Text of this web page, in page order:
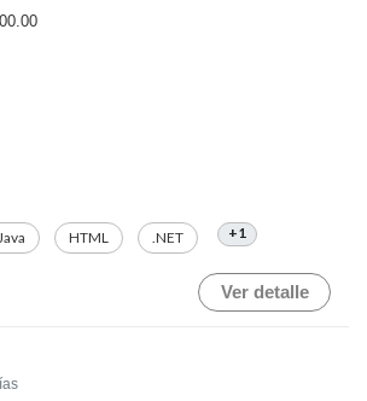
Java HTML .NET +1
Ver detalle